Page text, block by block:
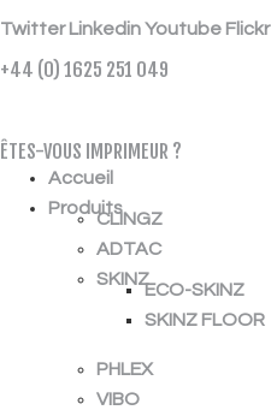
Twitter LinkedinYoutube Flickr
+44 (0) 1625 251 049
ÊTES-VOUS IMPRIMEUR ?
Accueil
Produits
CLINGZ
ADTAC
SKINZ
ECO-SKINZ
SKINZ FLOOR
PHLEX
VIBO